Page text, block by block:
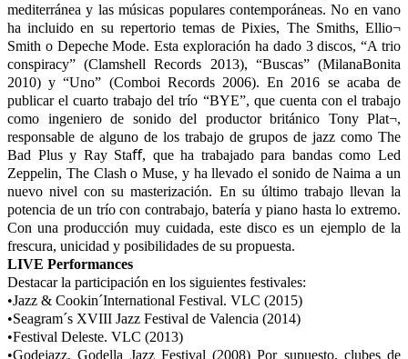
mediterránea y las músicas populares contemporáneas. No en vano
ha incluido en su repertorio temas de Pixies, The Smiths, Ellio¬
Smith o Depeche Mode. Esta exploración ha dado 3 discos, “A trio
conspiracy” (Clamshell Records 2013), “Buscas” (MilanaBonita
2010) y “Uno” (Comboi Records 2006). En 2016 se acaba de
publicar el cuarto trabajo del trío “BYE”, que cuenta con el trabajo
como ingeniero de sonido del productor británico Tony Plat¬,
responsable de alguno de los trabajo de grupos de jazz como The
Bad Plus y Ray Staﬀ, que ha trabajado para bandas como Led
Zeppelin, The Clash o Muse, y ha llevado el sonido de Naima a un
nuevo nivel con su masterización. En su último trabajo llevan la
potencia de un trío con contrabajo, batería y piano hasta lo extremo.
Con una producción muy cuidada, este disco es un ejemplo de la
frescura, unicidad y posibilidades de su propuesta.
LIVE Performances
Destacar la participación en los siguientes festivales:
•Jazz & Cookin´International Festival. VLC (2015)
•Seagram´s XVIII Jazz Festival de Valencia (2014)
•Festival Deleste. VLC (2013)
•Godejazz, Godella Jazz Festival (2008) Por supuesto, clubes de